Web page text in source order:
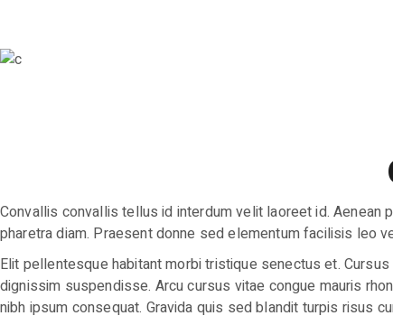
Convallis convallis tellus id interdum velit laoreet id. Aenean
pharetra diam. Praesent donne sed elementum facilisis leo
Elit pellentesque habitant morbi tristique senectus et.
dignissim suspendisse. Arcu cursus vitae congue mauris
nibh ipsum consequat. Gravida quis sed blandit turpis risus